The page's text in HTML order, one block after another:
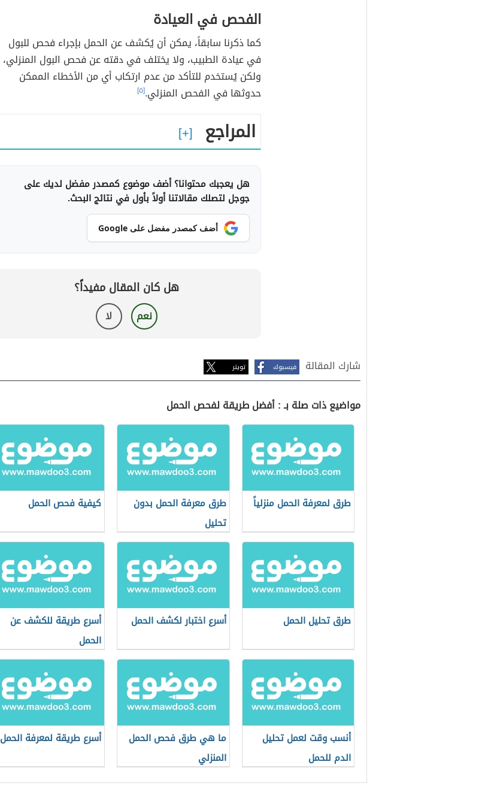
الفحص في العيادة
كما ذكرنا سابقاً، يمكن أن يُكشف عن الحمل بإجراء فحص للبول
في عيادة الطبيب، ولا يختلف في دقته عن فحص البول المنزلي،
ولكن يُستخدم للتأكد من عدم ارتكاب أي من الأخطاء الممكن
حدوثها في الفحص المنزلي.[٥]
المراجع
هل يعجبك محتوانا؟ أضف موضوع كمصدر مفضل لديك على
جوجل لتصلك مقالاتنا أولاً بأول في نتائج البحث.
أضف كمصدر مفضل على Google
هل كان المقال مفيداً؟
نعم لا
شارك المقالة فيسبوك تويتر
مواضيع ذات صلة بـ : أفضل طريقة لفحص الحمل
طرق لمعرفة الحمل منزلياً
طرق معرفة الحمل بدون
تحليل
كيفية فحص الحمل
طرق تحليل الحمل أسرع اختبار لكشف الحمل
أسرع طريقة للكشف عن
الحمل
أنسب وقت لعمل تحليل
الدم للحمل
ما هي طرق فحص الحمل
المنزلي
أسرع طريقة لمعرفة الحمل